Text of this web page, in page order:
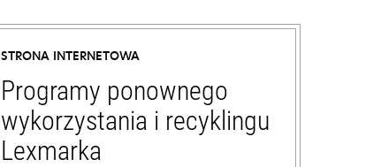
STRONA INTERNETOWA
Programy ponownego
wykorzystania i recyklingu
Lexmarka